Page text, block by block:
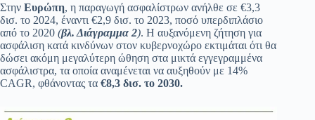
Στην Ευρώπη, η παραγωγή ασφαλίστρων ανήλθε σε €3,3
δισ. το 2024, έναντι €2,9 δισ. το 2023, ποσό υπερδιπλάσιο
από το 2020 (βλ. Διάγραμμα 2). Η αυξανόμενη ζήτηση για
ασφάλιση κατά κινδύνων στον κυβερνοχώρο εκτιμάται ότι θα
δώσει ακόμη μεγαλύτερη ώθηση στα μικτά εγγεγραμμένα
ασφάλιστρα, τα οποία αναμένεται να αυξηθούν με 14%
CAGR, φθάνοντας τα €8,3 δισ. το 2030.